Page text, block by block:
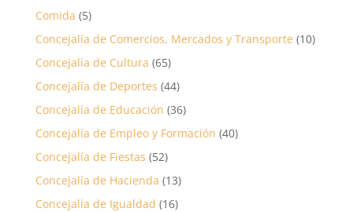
Comida (5)
Concejalía de Comercios, Mercados y Transporte (10)
Concejalía de Cultura (65)
Concejalía de Deportes (44)
Concejalía de Educación (36)
Concejalía de Empleo y Formación (40)
Concejalía de Fiestas (52)
Concejalía de Hacienda (13)
Concejalía de Igualdad (16)